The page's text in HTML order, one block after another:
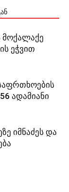
მოქალაქე
ეჭვით
ადამიანი
იმნაძეს და